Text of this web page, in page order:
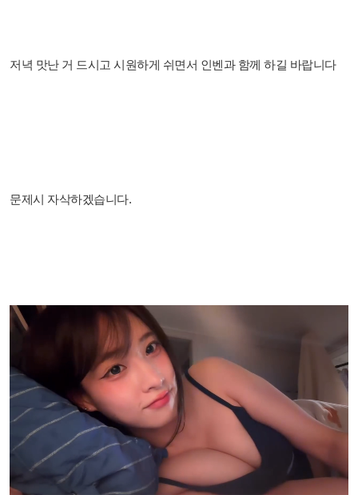
저녁 맛난 거 드시고 시원하게 쉬면서 인벤과 함께 하길 바랍니다
문제시 자삭하겠습니다.